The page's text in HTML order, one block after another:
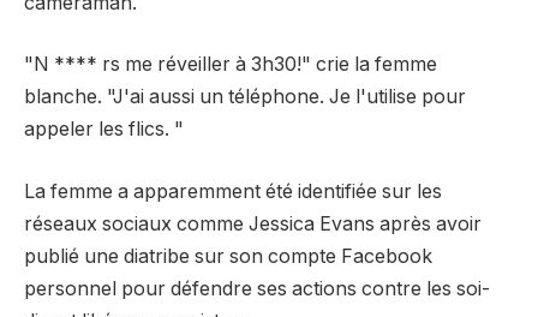
"N **** rs me réveiller à 3h30!" crie la femme
blanche. "J'ai aussi un téléphone. Je l'utilise pour
appeler les flics. "
La femme a apparemment été identifiée sur les
réseaux sociaux comme Jessica Evans après avoir
publié une diatribe sur son compte Facebook
personnel pour défendre ses actions contre les soi-